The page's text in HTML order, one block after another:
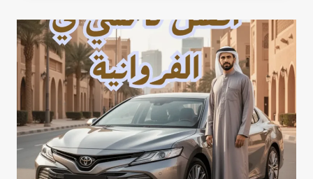
تاكسي
موثوقة
وسريعة
في
المهبولة
مع
تاكسي
الخيران